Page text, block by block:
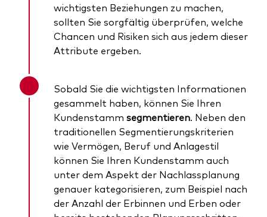
wichtigsten Beziehungen zu machen,
sollten Sie sorgfältig überprüfen, welche
Chancen und Risiken sich aus jedem dieser
Attribute ergeben.
Sobald Sie die wichtigsten Informationen
gesammelt haben, können Sie Ihren
Kundenstamm segmentieren. Neben den
traditionellen Segmentierungskriterien
wie Vermögen, Beruf und Anlagestil
können Sie Ihren Kundenstamm auch
unter dem Aspekt der Nachlassplanung
genauer kategorisieren, zum Beispiel nach
der Anzahl der Erbinnen und Erben oder